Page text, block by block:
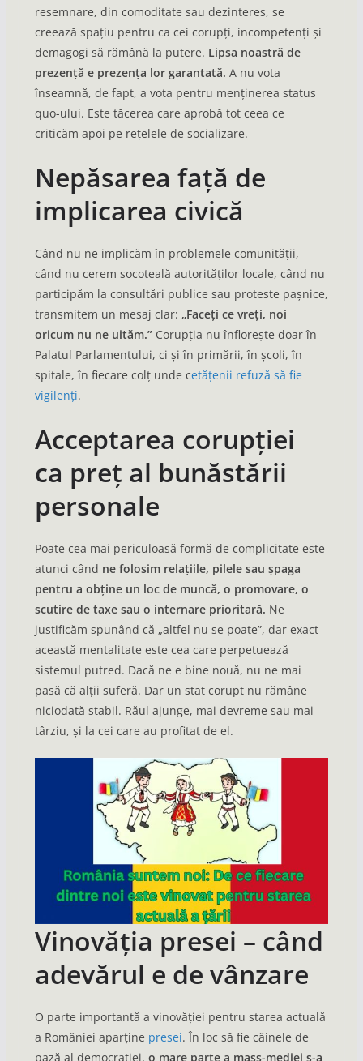
resemnare, din comoditate sau dezinteres, se
creează spațiu pentru ca cei corupți, incompetenți și
demagogi să rămână la putere. Lipsa noastră de
prezență e prezența lor garantată. A nu vota
înseamnă, de fapt, a vota pentru menținerea status
quo-ului. Este tăcerea care aprobă tot ceea ce
criticăm apoi pe rețelele de socializare.
Nepăsarea față de
implicarea civică
Când nu ne implicăm în problemele comunității,
când nu cerem socoteală autorităților locale, când nu
participăm la consultări publice sau proteste pașnice,
transmitem un mesaj clar: „Faceți ce vreți, noi
oricum nu ne uităm.”Corupția nu înflorește doar în
Palatul Parlamentului, ci și în primării, în școli, în
spitale, în fiecare colț unde cetățenii refuză să fie
vigilenți.
Acceptarea corupției
ca preț al bunăstării
personale
Poate cea mai periculoasă formă de complicitate este
atunci când ne folosim relațiile, pilele sau șpaga
pentru a obține un loc de muncă, o promovare, o
scutire de taxe sau o internare prioritară. Ne
justificăm spunând că „altfel nu se poate”, dar exact
această mentalitate este cea care perpetuează
sistemul putred. Dacă ne e bine nouă, nu ne mai
pasă că alții suferă. Dar un stat corupt nu rămâne
niciodată stabil. Răul ajunge, mai devreme sau mai
târziu, și la cei care au profitat de el.
Vinovăția presei – când
adevărul e de vânzare
O parte importantă a vinovăției pentru starea actuală
a României aparține presei. În loc să fie câinele de
pază al democrației, o mare parte a mass-mediei s-a